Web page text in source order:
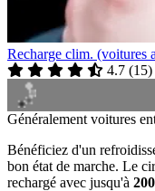
Recharge clim. (voitures
4.7 (15)
Généralement voitures
Bénéficiez d'un
bon état de marche. Le
rechargé avec jusqu'à